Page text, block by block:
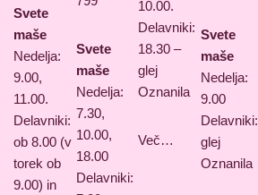
Svete
maše
Nedelja:
9.00,
11.00.
Delavniki:
ob 8.00 (v
torek ob
9.00) in
Svete
maše
Nedelja:
7.30,
10.00,
18.00
Delavniki:
10.00.
Delavniki:
18.30 –
glej
Oznanila
Več…
Svete
maše
Nedelja:
9.00
Delavniki:
glej
Oznanila